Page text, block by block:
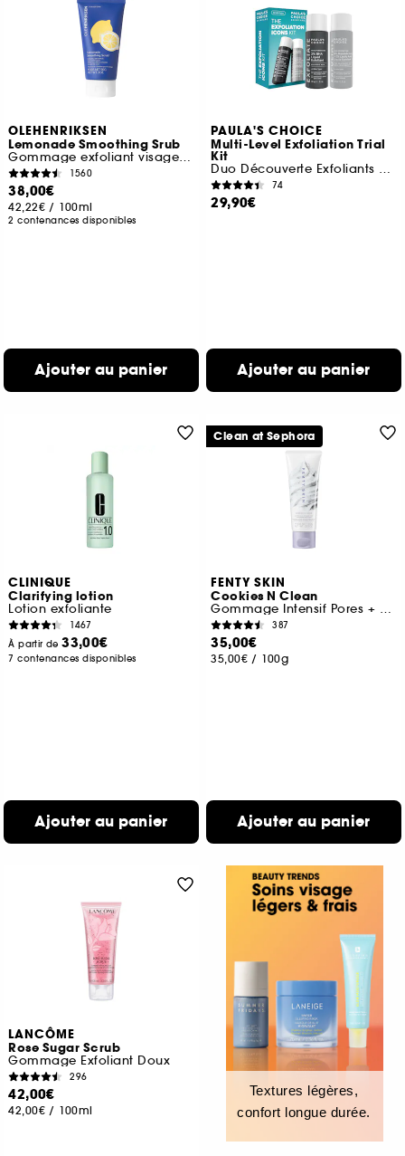
OLEHENRIKSEN
Lemonade Smoothing Srub
Gommage exfoliant visage retexturisant lissant aux AHA
1560
38,00€
42,22€ / 100ml
2 contenances disponibles
Ajouter au panier
PAULA'S CHOICE
Multi-Level Exfoliation Trial
Kit
Duo Découverte Exfoliants AHA + BHA
74
29,90€
Ajouter au panier
CLINIQUE
Clarifying lotion
Lotion exfoliante
1467
À partir de33,00€
7 contenances disponibles
Ajouter au panier
FENTY SKIN
Cookies N Clean
Gommage Intensif Pores + Points Noirs À L'Argile Fouettée
387
35,00€
35,00€ / 100g
Ajouter au panier
Clean at Sephora
LANCÔME
Rose Sugar Scrub
Gommage Exfoliant Doux
296
42,00€
42,00€ / 100ml
Textures légères,
confort longue durée.